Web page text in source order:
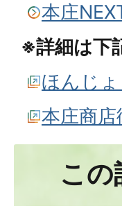
本庄
※詳細は下
ほんじ
本庄商
こ